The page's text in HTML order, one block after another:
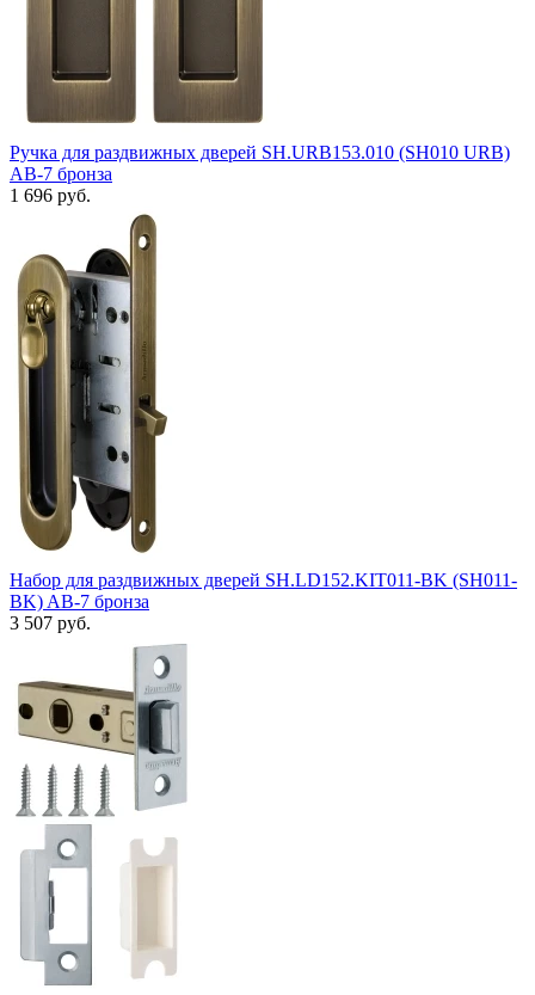
Ручка для раздвижных дверей SH.URB153.010 (SH010 URB)
АВ-7 бронза
1 696 руб.
Набор для раздвижных дверей SH.LD152.KIT011-BK (SH011-
BK) AB-7 бронза
3 507 руб.